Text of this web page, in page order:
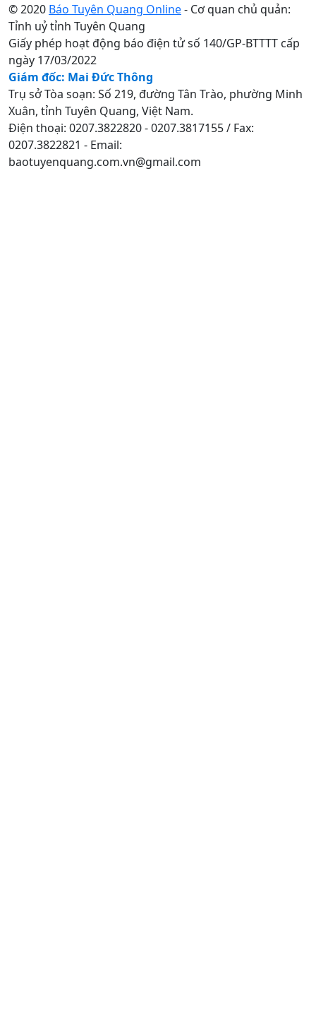
© 2020 Báo Tuyên Quang Online- Cơ quan chủ quản:
Tỉnh uỷ tỉnh Tuyên Quang
Giấy phép hoạt động báo điện tử số 140/GP-BTTTT cấp
ngày 17/03/2022
Giám đốc: Mai Đức Thông
Trụ sở Tòa soạn: Số 219, đường Tân Trào, phường Minh
Xuân, tỉnh Tuyên Quang, Việt Nam.
Điện thoại: 0207.3822820 - 0207.3817155 / Fax:
0207.3822821 - Email:
baotuyenquang.com.vn@gmail.com